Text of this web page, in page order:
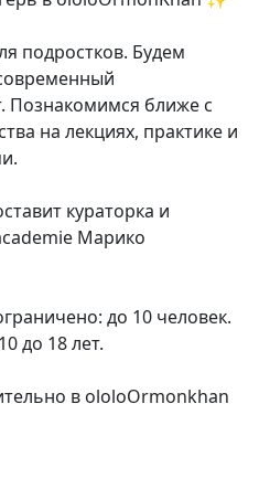
подростков. Будем
Познакомимся ближе с
на лекциях, практике и
кураторка и
Марико
до 10 человек.
до 18 лет.
в ololoOrmonkhan